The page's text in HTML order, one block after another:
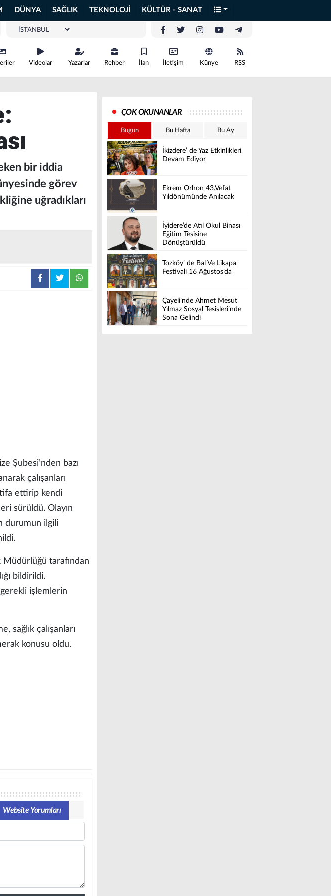
DÜNYA SAĞLIK TEKNOLOJİ KÜLTÜR - SANAT
Videolar Yazarlar Rehber İlan İletişim Künye RSS
bir iddia
görev
uğradıkları
Şubesi’nden bazı
çalışanları
ettirip kendi
sürüldü. Olayın
durumun ilgili
Müdürlüğü tarafından
bildirildi.
işlemlerin
sağlık çalışanları
konusu oldu.
Website Yorumları
ÇOK OKUNANLAR
Bugün Bu Hafta Bu Ay
İkizdere’ de Yaz Etkinlikleri
Devam Ediyor
Ekrem Orhon 43.Vefat
Yıldönümünde Anılacak
İyidere’de Atıl Okul Binası
Eğitim Tesisine
Dönüştürüldü
Tozköy’ de Bal Ve Likapa
Festivali 16 Ağustos’da
Çayeli’nde Ahmet Mesut
Yılmaz Sosyal Tesisleri’nde
Sona Gelindi